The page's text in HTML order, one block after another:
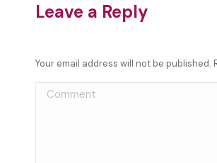
Leave a Reply
Your email address will not be published.
Comment